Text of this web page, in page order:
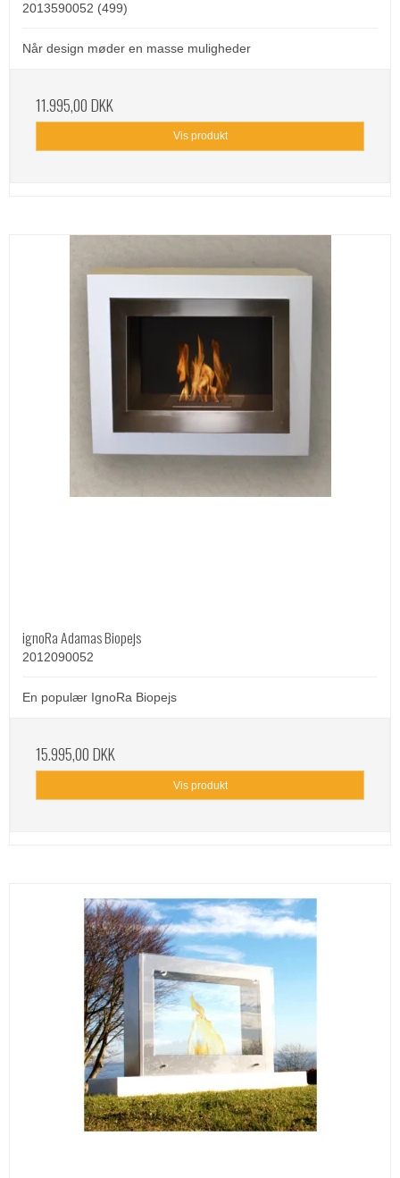
2013590052 (499)
Når design møder en masse muligheder
11.995,00 DKK
Vis produkt
ignoRa Adamas Biopejs
2012090052
En populær IgnoRa Biopejs
15.995,00 DKK
Vis produkt